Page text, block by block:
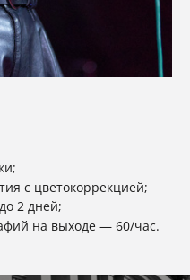
с цветокоррекцией;
2 дней;
на выходе — 60/час.